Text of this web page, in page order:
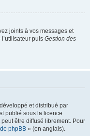
joints à vos messages et
puis Gestion des
et distribué par
publié sous la licence
être diffusé librement. Pour
phpBB » (en anglais).